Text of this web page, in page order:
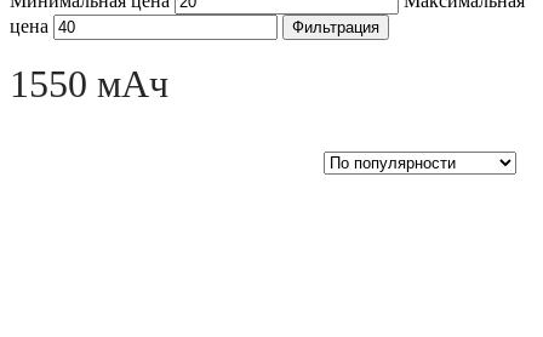
цена
Фильтрация
1550 мАч